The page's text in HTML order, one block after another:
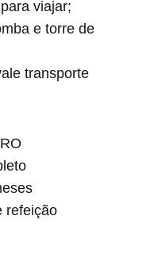
viajar;
e torre de
transporte
refeição